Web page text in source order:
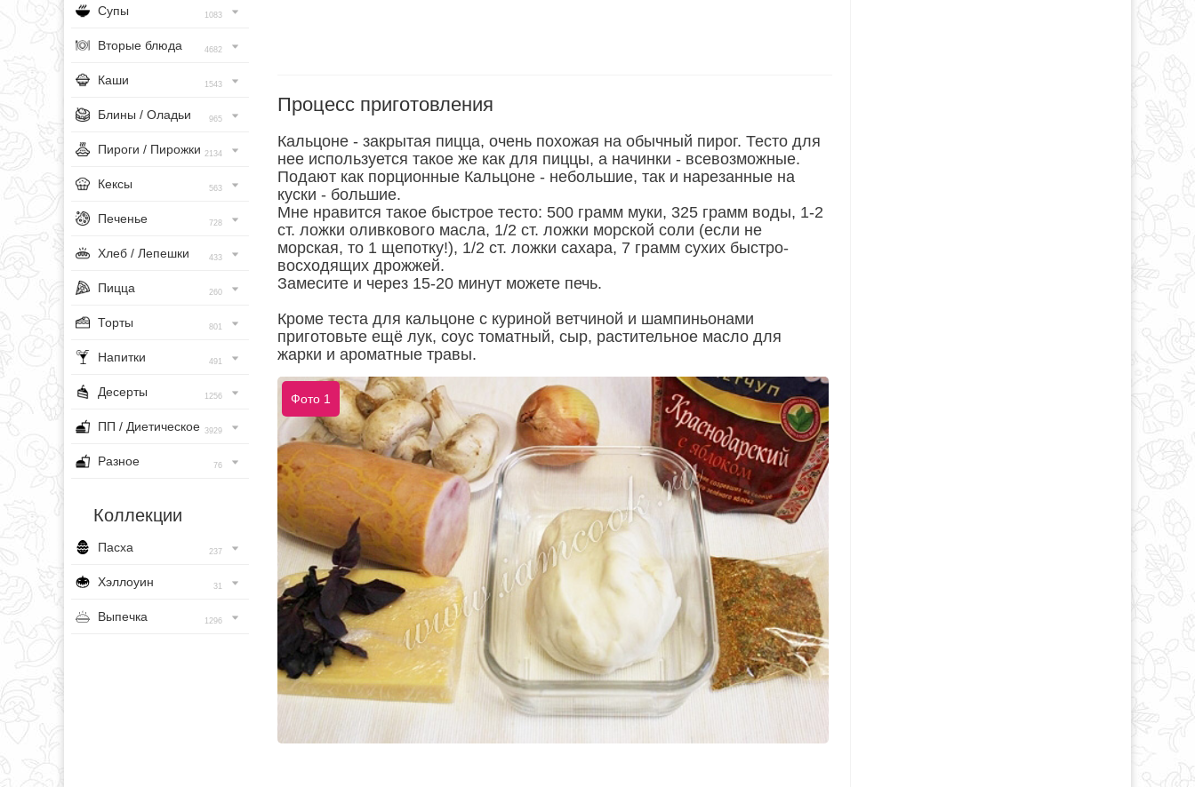
Супы 1083
Вторые блюда 4682
Каши 1543
Блины / Оладьи 965
Пироги / Пирожки 2134
Кексы 563
Печенье 728
Хлеб / Лепешки 433
Пицца 260
Торты 801
Напитки 491
Десерты 1256
ПП / Диетическое 3929
Разное 76
Коллекции
Пасха 237
Хэллоуин 31
Выпечка 1296
Процесс приготовления
Кальцоне - закрытая пицца, очень похожая на обычный пирог. Тесто для
нее используется такое же как для пиццы, а начинки - всевозможные.
Подают как порционные Кальцоне - небольшие, так и нарезанные на
куски - большие.
Мне нравится такое быстрое тесто: 500 грамм муки, 325 грамм воды, 1-2
ст. ложки оливкового масла, 1/2 ст. ложки морской соли (если не
морская, то 1 щепотку!), 1/2 ст. ложки сахара, 7 грамм сухих быстро-
восходящих дрожжей.
Замесите и через 15-20 минут можете печь.
Кроме теста для кальцоне с куриной ветчиной и шампиньонами
приготовьте ещё лук, соус томатный, сыр, растительное масло для
жарки и ароматные травы.
Фото 1